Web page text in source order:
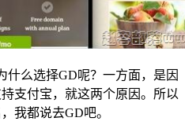
什么选择GD呢？一方面，是因
支付宝，就这两个原因。所以
我都说去GD吧。